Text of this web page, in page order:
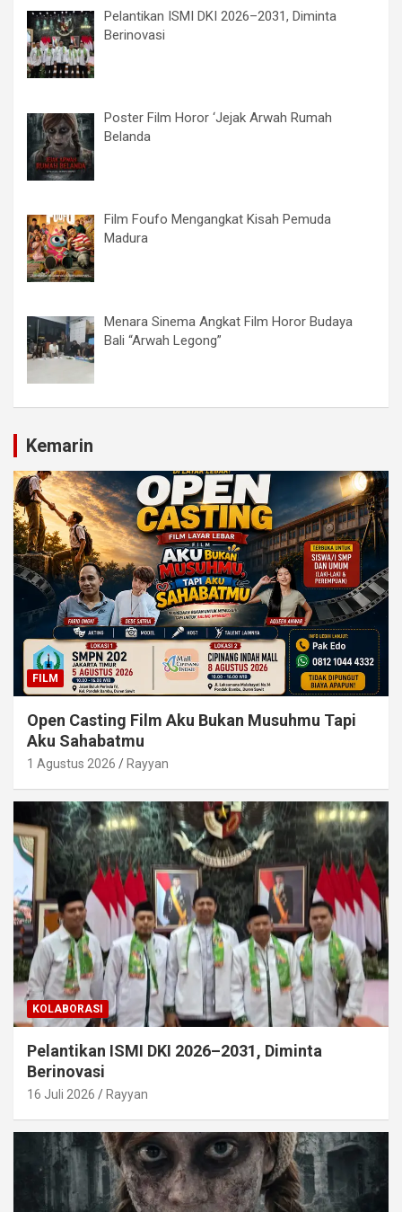
Pelantikan ISMI DKI 2026–2031, Diminta
Berinovasi
Poster Film Horor ‘Jejak Arwah Rumah
Belanda
Film Foufo Mengangkat Kisah Pemuda
Madura
Menara Sinema Angkat Film Horor Budaya
Bali “Arwah Legong”
Kemarin
FILM
Open Casting Film Aku Bukan Musuhmu Tapi
Aku Sahabatmu
1 Agustus 2026 Rayyan
KOLABORASI
Pelantikan ISMI DKI 2026–2031, Diminta
Berinovasi
16 Juli 2026 Rayyan